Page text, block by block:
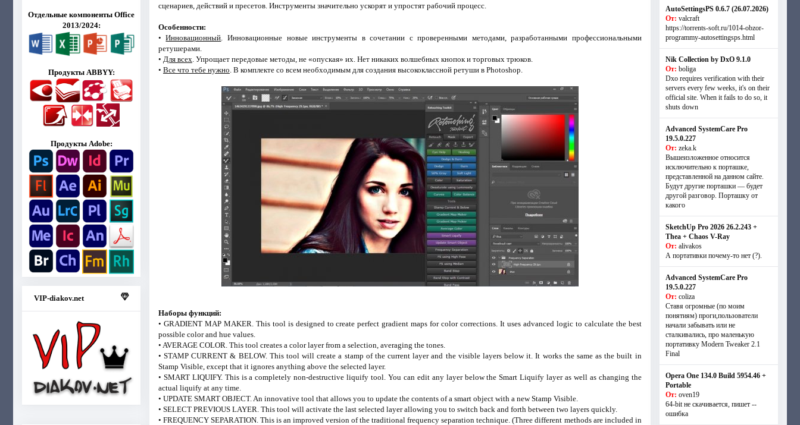
Отдельные компоненты Office
2013/2024:
Продукты ABBYY:
Продукты Adobe:
VIP-diakov.net
сценариев, действий и пресетов. Инструменты значительно ускорят и упростят рабочий процесс.
Особенности:
•Инновационный . Инновационные новые инструменты в сочетании с проверенными методами, разработанными профессиональными
ретушерами.
• Для всех . Упрощает передовые методы, не «опуская» их. Нет никаких волшебных кнопок и торговых трюков.
• Все что тебе нужно . В комплекте со всем необходимым для создания высококлассной ретуши в Photoshop.
Наборы функций:
• GRADIENT MAP MAKER. This tool is designed to create perfect gradient maps for color corrections. It uses advanced logic to calculate the best
possible color and hue values.
• AVERAGE COLOR. This tool creates a color layer from a selection, averaging the tones.
• STAMP CURRENT & BELOW. This tool will create a stamp of the current layer and the visible layers below it. It works the same as the built in
Stamp Visible, except that it ignores anything above the selected layer.
• SMART LIQUIFY. This is a completely non-destructive liquify tool. You can edit any layer below the Smart Liquify layer as well as changing the
actual liquify at any time.
• UPDATE SMART OBJECT. An innovative tool that allows you to update the contents of a smart object with a new Stamp Visible.
• SELECT PREVIOUS LAYER. This tool will activate the last selected layer allowing you to switch back and forth between two layers quickly.
• FREQUENCY SEPARATION. This is an improved version of the traditional frequency separation technique. (Three different methods are included in
AutoSettingsPS 0.6.7 (26.07.2026)
От: valcraft
https://torrents-soft.ru/1014-obzor-
programmy-autosettingsps.html
Nik Collection by DxO 9.1.0
От: boliga
Dxo requires verification with their
servers every few weeks, it's on their
official site. When it fails to do so, it
shuts down
Advanced SystemCare Pro
19.5.0.227
От: zeka.k
Вышеизложенное относится
исключительно к порташке,
представленной на данном сайте.
Будут другие порташки — будет
другой разговор. Порташку от
какого
SketchUp Pro 2026 26.2.243 +
Thea + Chaos V-Ray
От: alivakos
А портативки почему-то нет (?).
Advanced SystemCare Pro
19.5.0.227
От: coliza
Ставя огромные (по моим
понятиям) проги,пользователи
начали забывать или не
сталкивались, про маленькую
портативку Modern Tweaker 2.1
Final
Opera One 134.0 Build 5954.46 +
Portable
От: oven19
64-bit не скачивается, пишет --
ошибка